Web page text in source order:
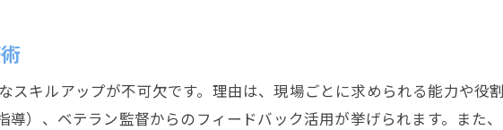
スキルアップが不可欠です。理由は、現場ごとに求められる能力や役
導）、ベテラン監督からのフィードバック活用が挙げられます。また